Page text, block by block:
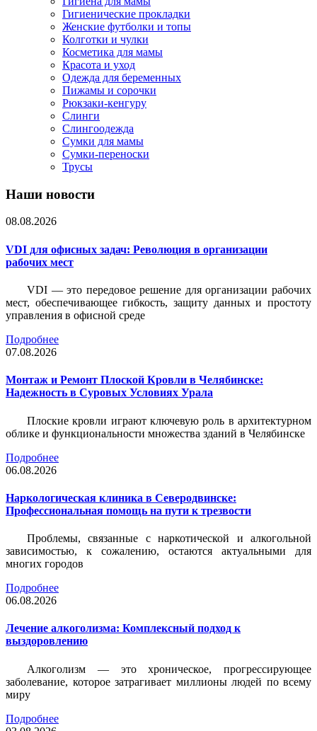
Гигиенические прокладки
Женские футболки и топы
Колготки и чулки
Косметика для мамы
Красота и уход
Одежда для беременных
Пижамы и сорочки
Рюкзаки-кенгуру
Слинги
Слингоодежда
Сумки для мамы
Сумки-переноски
Трусы
Наши новости
08.08.2026
VDI для офисных задач: Революция в организации
рабочих мест
VDI — это передовое решение для организации рабочих
мест, обеспечивающее гибкость, защиту данных и простоту
управления в офисной среде
Подробнее
07.08.2026
Монтаж и Ремонт Плоской Кровли в Челябинске:
Надежность в Суровых Условиях Урала
Плоские кровли играют ключевую роль в архитектурном
облике и функциональности множества зданий в Челябинске
Подробнее
06.08.2026
Наркологическая клиника в Северодвинске:
Профессиональная помощь на пути к трезвости
Проблемы, связанные с наркотической и алкогольной
зависимостью, к сожалению, остаются актуальными для
многих городов
Подробнее
06.08.2026
Лечение алкоголизма: Комплексный подход к
выздоровлению
Алкоголизм — это хроническое, прогрессирующее
заболевание, которое затрагивает миллионы людей по всему
миру
Подробнее